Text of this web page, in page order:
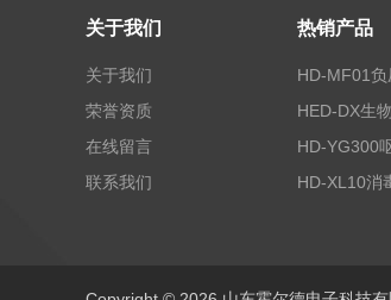
关于我们
关于我们
荣誉资质
在线留言
联系我们
热销产品